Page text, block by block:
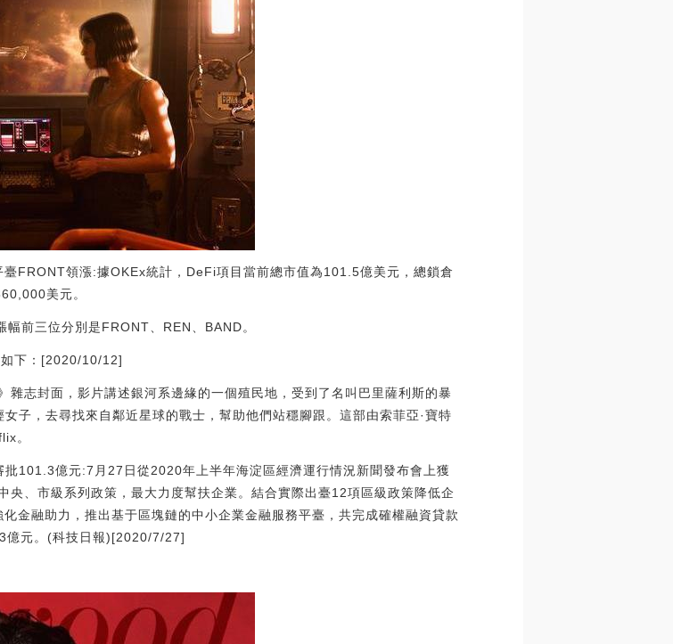
FRONT領漲:據OKEx統計，DeFi項目當前總市值為101.5億美元，總鎖倉
美元。
前三位分別是FRONT、REN、BAND。
下：[2020/10/12]
雜志封面，影片講述銀河系邊緣的一個殖民地，受到了名叫巴里薩利斯的暴
子，去尋找來自鄰近星球的戰士，幫助他們站穩腳跟。這部由索菲亞·寶特
。
101.3億元:7月27日從2020年上半年海淀區經濟運行情況新聞發布會上獲
、市級系列政策，最大力度幫扶企業。結合實際出臺12項區級政策降低企
金融助力，推出基于區塊鏈的中小企業金融服務平臺，共完成確權融資貸款
億元。(科技日報)[2020/7/27]